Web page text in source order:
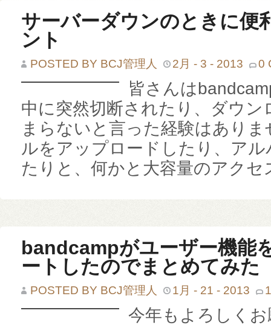
サーバーダウンのときに便
ント
POSTED BY BCJ管理人 2月 - 3 - 2013 0
皆さんは
中に突然切断されたり、ダウ
まらないと言った経験はあり
ルをアップロードしたり、ア
たりと、何かと大容量のアク
bandcampがユーザー機能
ートしたのでまとめてみた
POSTED BY BCJ管理人 1月 - 21 - 2013
今年もよろしく